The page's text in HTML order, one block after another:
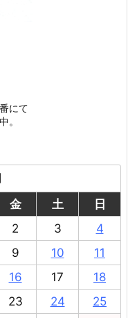
にて
。
金 土
日
2 3
4
9 10
11
16 17
18
23 24
25